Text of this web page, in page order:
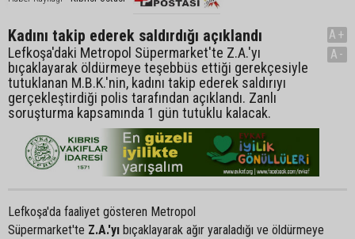
Kadını takip ederek saldırdığı açıklandı
Lefkoşa'daki Metropol Süpermarket'te Z.A.'yı
bıçaklayarak öldürmeye teşebbüs ettiği gerekçesiyle
tutuklanan M.B.K.'nin, kadını takip ederek saldırıyı
gerçekleştirdiği polis tarafından açıklandı. Zanlı
soruşturma kapsamında 1 gün tutuklu kalacak.
A+
A-
Lefkoşa'da faaliyet gösteren Metropol
Süpermarket'te Z.A.'yı bıçaklayarak ağır yaraladığı ve öldürmeye